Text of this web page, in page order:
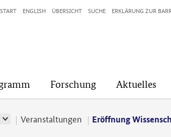
Forschung Aktuelles
START ENGLISH ÜBERSICHT SUCHE ERKLÄRUNG ZUR
Veranstaltungen Eröffnung